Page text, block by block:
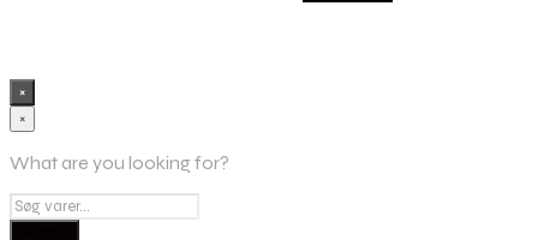
×
×
What are you looking for?